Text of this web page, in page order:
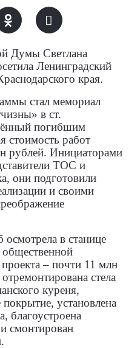
Думы Светлана
Ленинградский
края.
стал мемориал
в ст.
погибшим
работ
рублей. Инициаторами
ТОС и
они подготовили
и своими
осмотрела в станице
общественной
– почти 11 млн
стела
куреня,
установлена
благоустроена
смонтирован